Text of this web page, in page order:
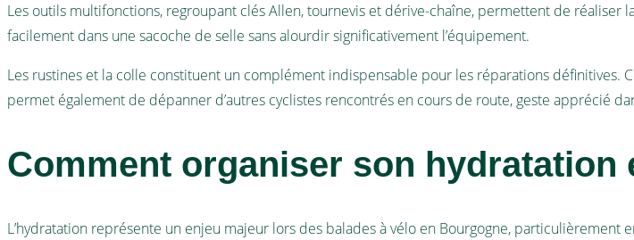
Les outils multifonctions, regroupant clés Allen, tournevis et dérive-chaîne, permettent de
facilement dans une sacoche de selle sans alourdir significativement l’équipement.
Les rustines et la colle constituent un complément indispensable pour les réparations
permet également de dépanner d’autres cyclistes rencontrés en cours de route, geste apprécié
Comment organiser son hydratation
L’hydratation représente un enjeu majeur lors des balades à vélo en Bourgogne,